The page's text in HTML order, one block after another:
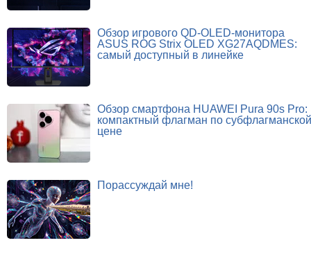
Обзор игрового QD-OLED-монитора
ASUS ROG Strix OLED XG27AQDMES:
самый доступный в линейке
Обзор смартфона HUAWEI Pura 90s Pro:
компактный флагман по субфлагманской
цене
Порассуждай мне!